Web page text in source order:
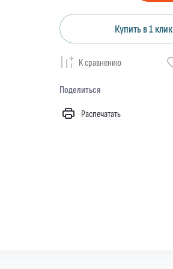
Купить в 1 клик
К сравнению
Поделиться
Распечатать